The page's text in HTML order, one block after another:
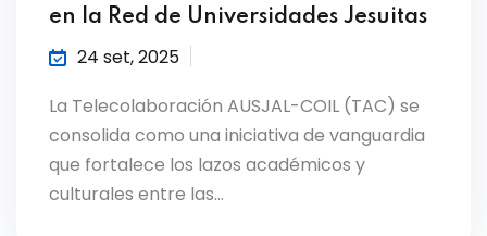
en la Red de Universidades Jesuitas
24 set, 2025
La Telecolaboración AUSJAL-COIL (TAC) se
consolida como una iniciativa de vanguardia
que fortalece los lazos académicos y
culturales entre las…